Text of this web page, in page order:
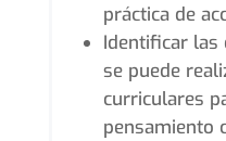
práctica de
Identificar las
se puede
curriculares
pensamiento